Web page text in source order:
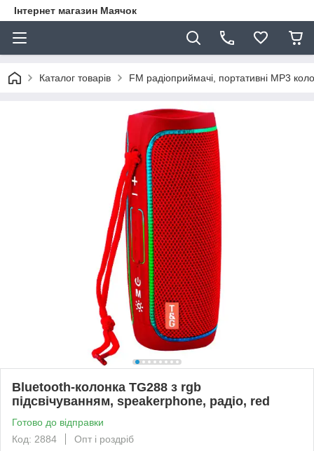
Інтернет магазин Маячок
Каталог товарів FM радіоприймачі, портативні MP3
Bluetooth-колонка TG288 з rgb
підсвічуванням, speakerphone, радіо, red
Готово до відправки
Код: 2884
Опт і роздріб